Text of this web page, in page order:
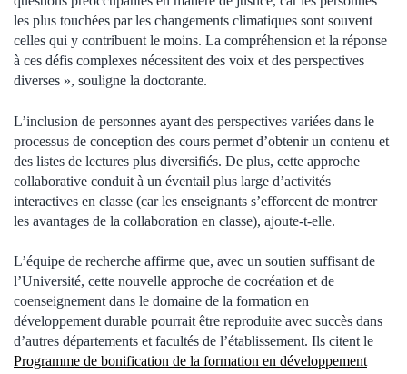
les plus touchées par les changements climatiques sont souvent
celles qui y contribuent le moins. La compréhension et la réponse
à ces défis complexes nécessitent des voix et des perspectives
diverses », souligne la doctorante.
L’inclusion de personnes ayant des perspectives variées dans le
processus de conception des cours permet d’obtenir un contenu et
des listes de lectures plus diversifiés. De plus, cette approche
collaborative conduit à un éventail plus large d’activités
interactives en classe (car les enseignants s’efforcent de montrer
les avantages de la collaboration en classe), ajoute-t-elle.
L’équipe de recherche affirme que, avec un soutien suffisant de
l’Université, cette nouvelle approche de cocréation et de
coenseignement dans le domaine de la formation en
développement durable pourrait être reproduite avec succès dans
d’autres départements et facultés de l’établissement. Ils citent le
Programme de bonification de la formation en développement